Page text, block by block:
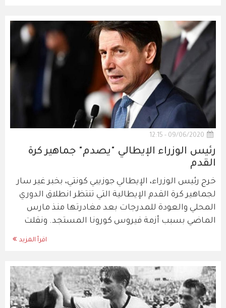
09/06/2020 - 12:15
رئيس الوزراء الإيطالي "يصدم" جماهير كرة
القدم
خرج رئيس الوزراء، الإيطالي جوزيبي كونتي، بخبر غير سار
لجماهير كرة القدم الإيطالية التي تنتظر انطلاق الدوري
المحلي والعودة للمدرجات بعد مغادرتها منذ مارس
الماضي بسبب أزمة فيروس كورونا المستجد. ونقلت
اقرأ المزيد